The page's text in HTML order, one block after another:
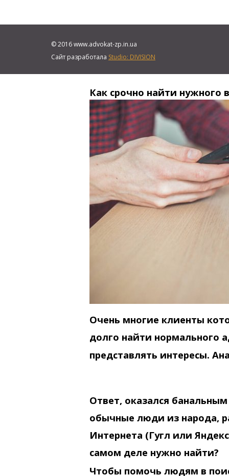
© 2016 www.advokat-zp.in.ua
Сайт разработала Studio: DIVISION
Как срочно найти нужного
Очень многие клиенты
долго найти нормального
представлять интересы.
Ответ, оказался
обычные люди из народа,
Интернета (Гугл или
самом деле нужно найти?
Чтобы помочь людям в